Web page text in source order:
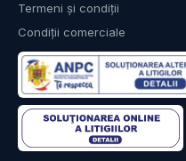
Termeni și condiții
Condiții comerciale